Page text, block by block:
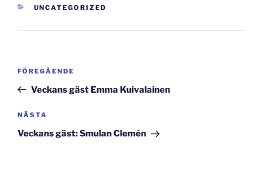
KATEGORIER
UNCATEGORIZED
Inläggsnavigering
Föregående
inlägg
FÖREGÅENDE
Veckans gäst Emma Kuivalainen
Nästa
inlägg
NÄSTA
Veckans gäst: Smulan Clemén